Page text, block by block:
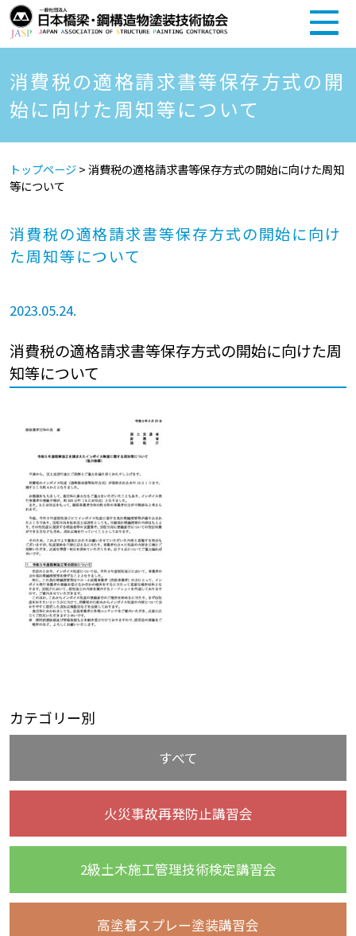
消費税の適格請求書等保存方式の開
始に向けた周知等について
トップページ>消費税の適格請求書等保存方式の開始に向けた周知
等について
消費税の適格請求書等保存方式の開始に向け
た周知等について
2023.05.24.
消費税の適格請求書等保存方式の開始に向けた周
知等について
カテゴリー別
すべて
火災事故再発防止講習会
2級土木施工管理技術検定講習会
高塗着スプレー塗装講習会